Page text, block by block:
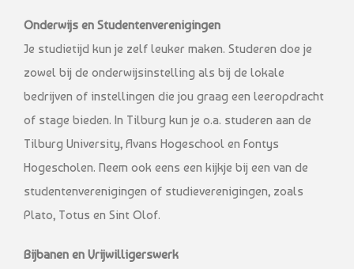
Onderwijs en Studentenverenigingen
Je studietijd kun je zelf leuker maken. Studeren doe je
zowel bij de onderwijsinstelling als bij de lokale
bedrijven of instellingen die jou graag een leeropdracht
of stage bieden. In Tilburg kun je o.a. studeren aan de
Tilburg University, Avans Hogeschool en Fontys
Hogescholen. Neem ook eens een kijkje bij een van de
studentenverenigingen of studieverenigingen, zoals
Plato, Totus en Sint Olof.
Bijbanen en Vrijwilligerswerk